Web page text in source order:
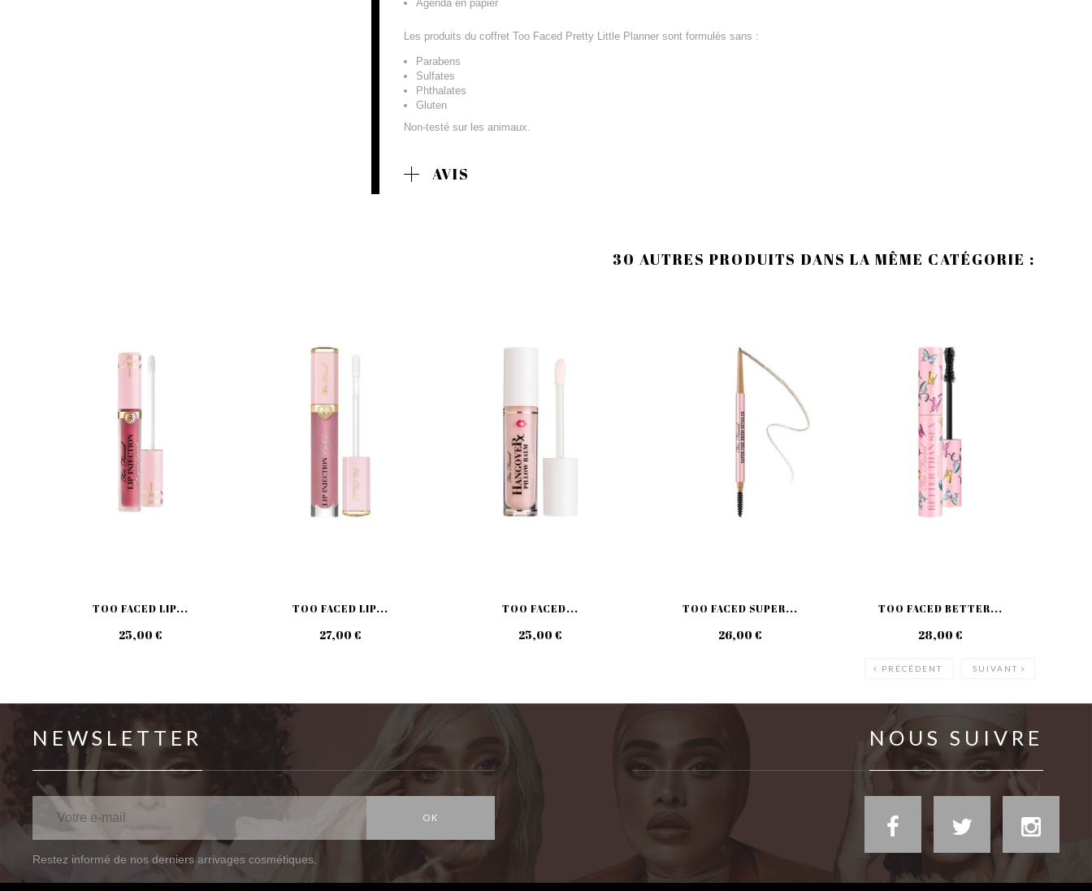
Agenda en papier
Les produits du coffret Too Faced Pretty Little Planner sont formulés sans :
Parabens
Sulfates
Phthalates
Gluten
Non-testé sur les animaux.
AVIS
30 AUTRES PRODUITS DANS LA MÊME CATÉGORIE :
TOO FACED LIP...
25,00 €
TOO FACED LIP...
27,00 €
TOO FACED...
25,00 €
TOO FACED SUPER...
26,00 €
TOO FACED BETTER...
28,00 €
PRÉCÉDENT SUIVANT
NEWSLETTER
OK
Restez informé de nos derniers arrivages cosmétiques.
NOUS SUIVRE